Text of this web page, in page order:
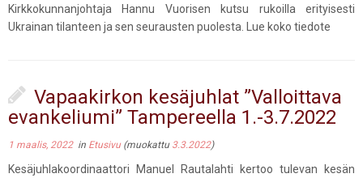
Kirkkokunnanjohtaja Hannu Vuorisen kutsu rukoilla erityisesti
Ukrainan tilanteen ja sen seurausten puolesta. Lue koko tiedote
Vapaakirkon kesäjuhlat ”Valloittava
evankeliumi” Tampereella 1.-3.7.2022
1 maalis, 2022in Etusivu (muokattu 3.3.2022)
Kesäjuhlakoordinaattori Manuel Rautalahti kertoo tulevan kesän